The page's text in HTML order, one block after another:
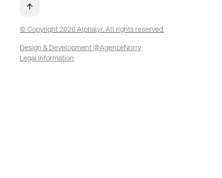
© Copyright 2026 Alphalyr. All rights reserved.
Design & Development @AgenceNorry
Legal information